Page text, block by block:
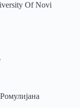
Of Novi